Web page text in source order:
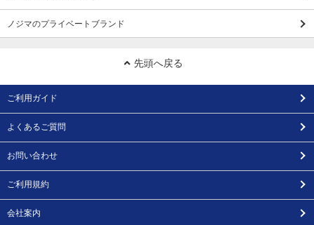
ノジマのプライベートブランド
先頭へ戻る
ご利用ガイド
よくあるご質問
お問い合わせ
ご利用規約
会社案内